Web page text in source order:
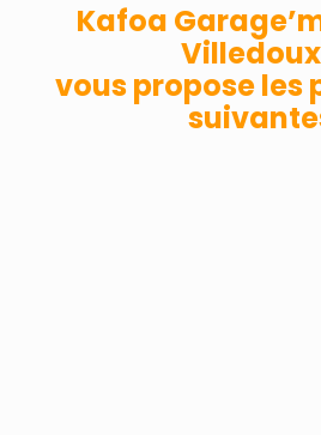
Kafoa
Villedoux
vous propose les